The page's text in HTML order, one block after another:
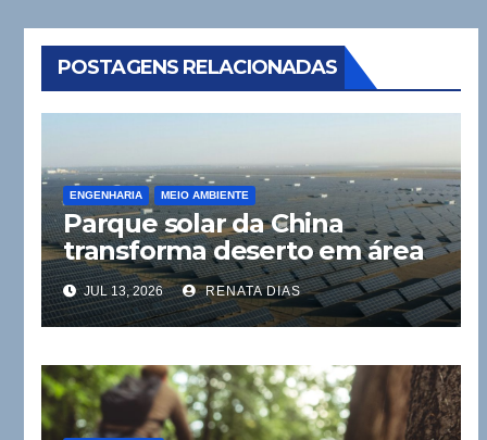
POSTAGENS RELACIONADAS
ENGENHARIA MEIO AMBIENTE
Parque solar da China
transforma deserto em área
verde
JUL 13, 2026 RENATA DIAS